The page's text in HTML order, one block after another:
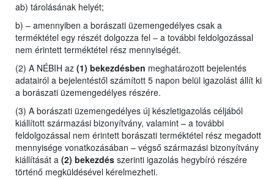
ab) tárolásának helyét;
b) – amennyiben a borászati üzemengedélyes csak a
terméktétel egy részét dolgozza fel – a további feldolgozással
nem érintett terméktétel rész mennyiségét.
(2) A NÉBIH az (1) bekezdésben meghatározott bejelentés
adatairól a bejelentéstől számított 5 napon belül igazolást állít ki
a borászati üzemengedélyes részére.
(3) A borászati üzemengedélyes új készletigazolás céljából
kiállított származási bizonyítvány, valamint – a további
feldolgozással nem érintett borászati terméktétel rész megadott
mennyisége vonatkozásában – végső származási bizonyítvány
kiállítását a (2) bekezdés szerinti igazolás hegybíró részére
történő megküldésével kérelmezheti.